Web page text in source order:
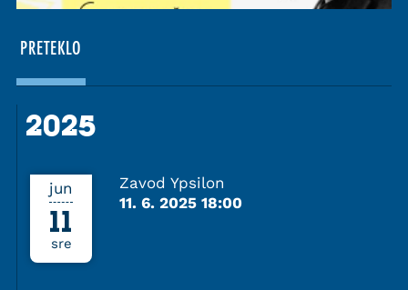
PRETEKLO
2025
2025
jun
11
sre
Zavod Ypsilon
11. 6. 2025 18:00